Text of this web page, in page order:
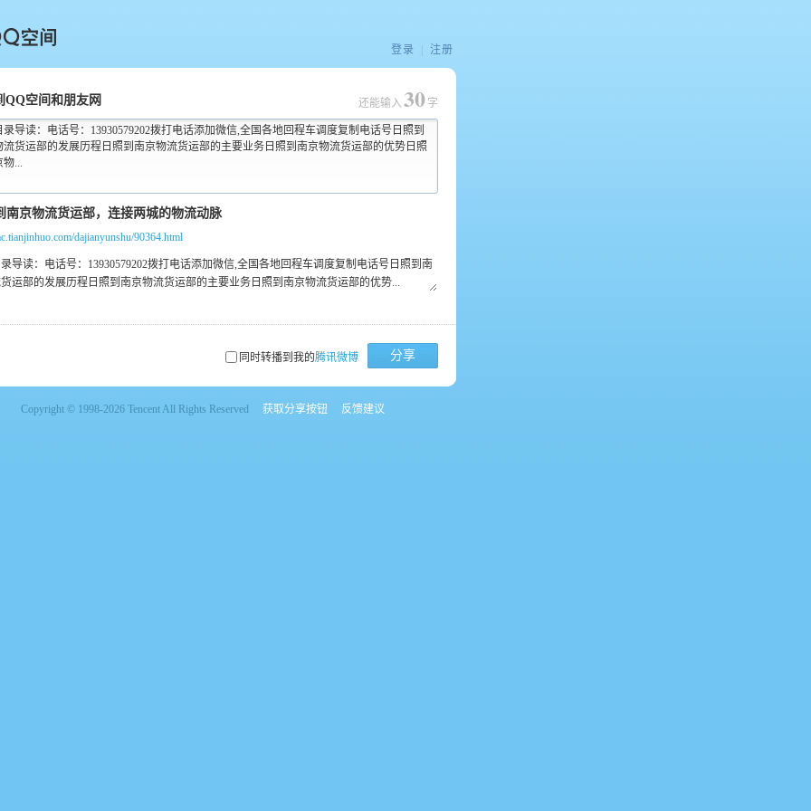
间
登录 注册
QQ空间和朋友网
录导读：电话号：13930579202拨打电话添加微信,全国各地回程车调度复制电话号日照到
流货运部的发展历程日照到南京物流货运部的主要业务日照到南京物流货运部的优势日照
物...
还能输入 30 字
dajianyunshu/90364.html
同时转播到我的腾讯微博 分享
Copyright © 1998-2026 Tencent All Rights Reserved 获取分享按钮 反馈建议